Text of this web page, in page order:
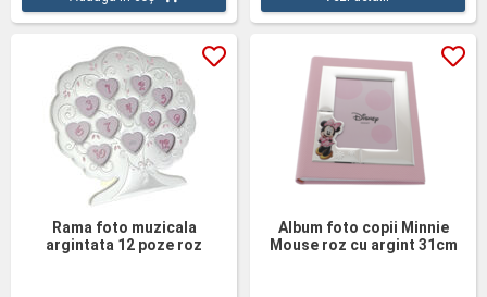
Rama foto muzicala
argintata 12 poze roz
Album foto copii Minnie
Mouse roz cu argint 31cm